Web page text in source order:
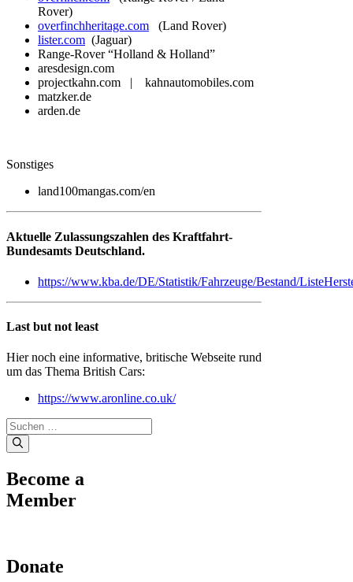
Rover)
overfinchheritage.com (Land Rover)
lister.com (Jaguar)
Range-Rover “Holland & Holland”
aresdesign.com
projectkahn.com | kahnautomobiles.com
matzker.de
arden.de
Sonstiges
land100mangas.com/en
Aktuelle Zulassungszahlen des Kraftfahrt-
Bundesamts Deutschland.
https://www.kba.de/DE/Statistik/Fahrzeuge/Bestand/
Last but not least
Hier noch eine informative, britische Webseite rund
um das Thema British Cars:
https://www.aronline.co.uk/
Suche
nach:
Become a
Member
Donate